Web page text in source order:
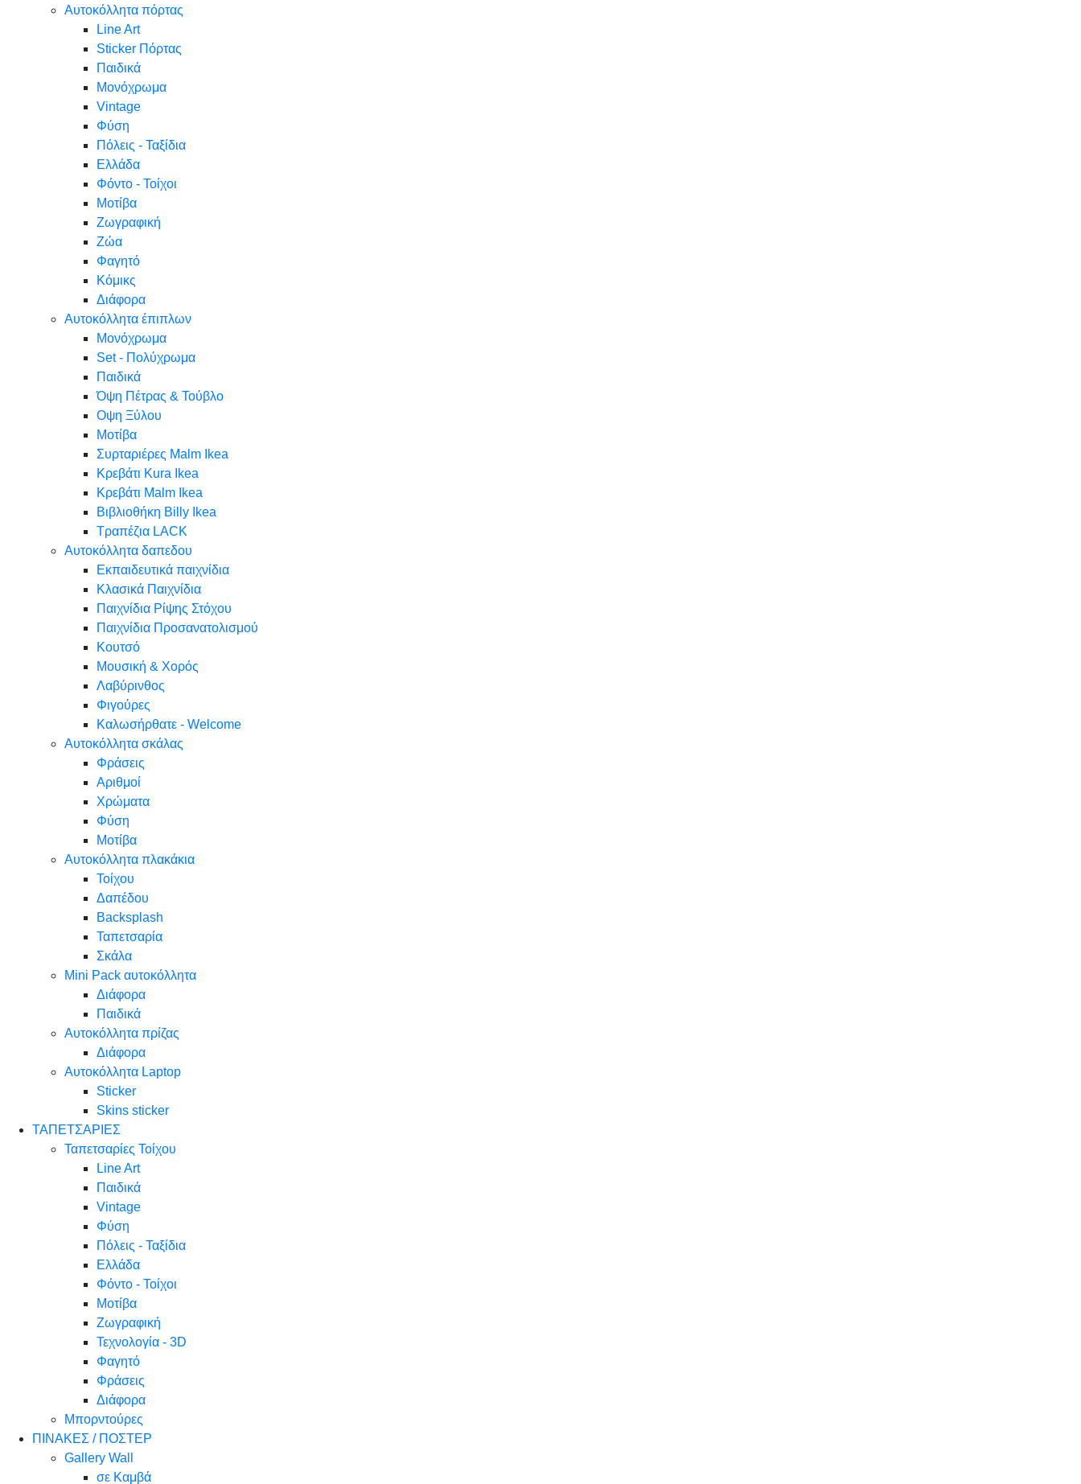
Αυτοκόλλητα πόρτας
Line Art
Sticker Πόρτας
Παιδικά
Μονόχρωμα
Vintage
Φύση
Πόλεις - Ταξίδια
Ελλάδα
Φόντο - Τοίχοι
Μοτίβα
Ζωγραφική
Ζώα
Φαγητό
Κόμικς
Διάφορα
Αυτοκόλλητα έπιπλων
Μονόχρωμα
Set - Πολύχρωμα
Παιδικά
Όψη Πέτρας & Τούβλο
Oψη Ξύλου
Μοτίβα
Συρταριέρες Malm Ikea
Κρεβάτι Kura Ikea
Κρεβάτι Malm Ikea
Βιβλιοθήκη Billy Ikea
Τραπέζια LACK
Αυτοκόλλητα δαπεδου
Εκπαιδευτικά παιχνίδια
Κλασικά Παιχνίδια
Παιχνίδια Ρίψης Στόχου
Παιχνίδια Προσανατολισμού
Κουτσό
Μουσική & Χορός
Λαβύρινθος
Φιγούρες
Καλωσήρθατε - Welcome
Αυτοκόλλητα σκάλας
Φράσεις
Αριθμοί
Χρώματα
Φύση
Μοτίβα
Αυτοκόλλητα πλακάκια
Τοίχου
Δαπέδου
Backsplash
Ταπετσαρία
Σκάλα
Mini Pack αυτοκόλλητα
Διάφορα
Παιδικά
Αυτοκόλλητα πρίζας
Διάφορα
Αυτοκόλλητα Laptop
Sticker
Skins sticker
ΤΑΠΕΤΣΑΡΙΕΣ
Ταπετσαρίες Τοίχου
Line Art
Παιδικά
Vintage
Φύση
Πόλεις - Ταξίδια
Ελλάδα
Φόντο - Τοίχοι
Μοτίβα
Ζωγραφική
Τεχνολογία - 3D
Φαγητό
Φράσεις
Διάφορα
Μπορντούρες
ΠΙΝΑΚΕΣ / ΠΟΣΤΕΡ
Gallery Wall
σε Καμβά